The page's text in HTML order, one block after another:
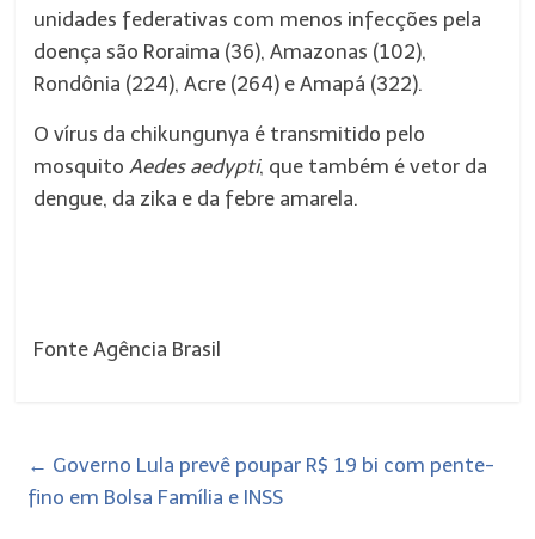
unidades federativas com menos infecções pela
doença são Roraima (36), Amazonas (102),
Rondônia (224), Acre (264) e Amapá (322).
O vírus da chikungunya é transmitido pelo
mosquitoAedes aedypti, que também é vetor da
dengue, da zika e da febre amarela.
Fonte Agência Brasil
← Governo Lula prevê poupar R$ 19 bi com pente-
fino em Bolsa Família e INSS